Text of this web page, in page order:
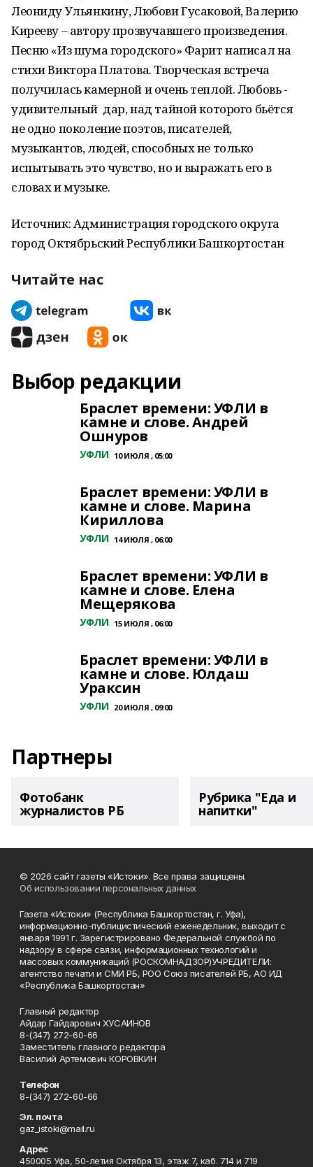
Леониду Ульянкину, Любови Гусаковой, Валерию
Кирееву – автору прозвучавшего произведения.
Песню «Из шума городского» Фарит написал на
стихи Виктора Платова. Творческая встреча
получилась камерной и очень теплой. Любовь -
удивительный дар, над тайной которого бьётся
не одно поколение поэтов, писателей,
музыкантов, людей, способных не только
испытывать это чувство, но и выражать его в
словах и музыке.
Источник: Администрация городского округа
город Октябрьский Республики Башкортостан
Читайте нас
Выбор редакции
Браслет времени: УФЛИ в
камне и слове. Андрей
Ошнуров
УФЛИ 10 ИЮЛЯ , 05:00
Браслет времени: УФЛИ в
камне и слове. Марина
Кириллова
УФЛИ 14 ИЮЛЯ , 06:00
Браслет времени: УФЛИ в
камне и слове. Елена
Мещерякова
УФЛИ 15 ИЮЛЯ , 06:00
Браслет времени: УФЛИ в
камне и слове. Юлдаш
Ураксин
УФЛИ 20 ИЮЛЯ , 09:00
Партнеры
Фотобанк
журналистов РБ
Рубрика "Еда и
напитки"
© 2026 сайт газеты «Истоки». Все права защищены.
Об использовании персональных данных
Газета «Истоки» (Республика Башкортостан, г. Уфа),
информационно-публицистический еженедельник, выходит с
января 1991 г. Зарегистрировано Федеральной службой по
надзору в сфере связи, информационных технологий и
массовых коммуникаций (РОСКОМНАДЗОР)УЧРЕДИТЕЛИ:
агентство печати и СМИ РБ, РОО Союз писателей РБ, АО ИД
«Республика Башкортостан»
Главный редактор
Айдар Гайдарович ХУСАИНОВ
8-(347) 272-60-66
Заместитель главного редактора
Василий Артемович КОРОВКИН
Телефон
8-(347) 272-60-66
Эл. почта
gaz_istoki@mail.ru
Адрес
450005 Уфа, 50-летия Октября 13, этаж 7, каб. 714 и 719